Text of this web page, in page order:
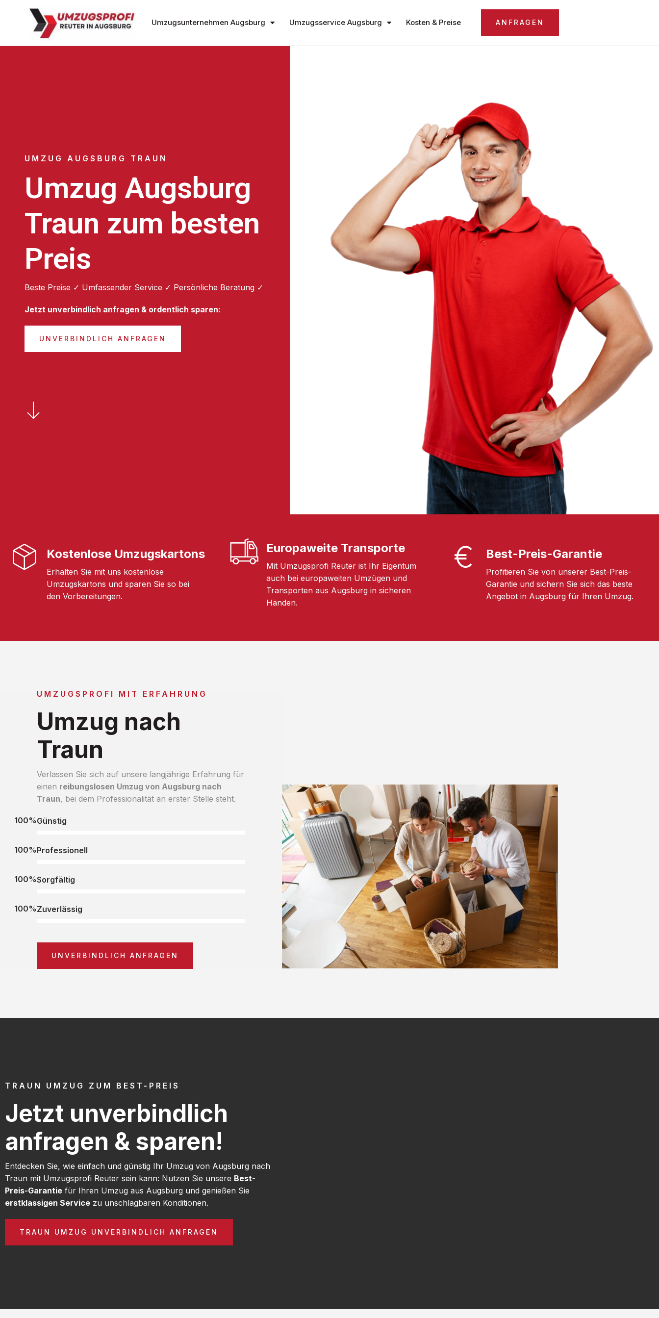
Umzugsunternehmen Augsburg Umzugsservice Augsburg Kosten & Preise ANFRAGEN
UMZUG AUGSBURG TRAUN
Umzug Augsburg
Traun zum besten
Preis
Beste Preise ✓ Umfassender Service ✓ Persönliche Beratung ✓
Jetzt unverbindlich anfragen & ordentlich sparen:
UNVERBINDLICH ANFRAGEN
Kostenlose Umzugskartons
Erhalten Sie mit uns kostenlose
Umzugskartons und sparen Sie so bei
den Vorbereitungen.
Europaweite Transporte
Mit Umzugsprofi Reuter ist Ihr Eigentum
auch bei europaweiten Umzügen und
Transporten aus Augsburg in sicheren
Händen.
Best-Preis-Garantie
Profitieren Sie von unserer Best-Preis-
Garantie und sichern Sie sich das beste
Angebot in Augsburg für Ihren Umzug.
UMZUGSPROFI MIT ERFAHRUNG
Umzug nach
Traun
Verlassen Sie sich auf unsere langjährige Erfahrung für
einen reibungslosen Umzug von Augsburg nach
Traun, bei dem Professionalität an erster Stelle steht.
Günstig
100%
Professionell
100%
Sorgfältig
100%
Zuverlässig
100%
UNVERBINDLICH ANFRAGEN
TRAUN UMZUG ZUM BEST-PREIS
Jetzt unverbindlich
anfragen & sparen!
Entdecken Sie, wie einfach und günstig Ihr Umzug von Augsburg nach
Traun mit Umzugsprofi Reuter sein kann: Nutzen Sie unsere Best-
Preis-Garantie für Ihren Umzug aus Augsburg und genießen Sie
erstklassigen Service zu unschlagbaren Konditionen.
TRAUN UMZUG UNVERBINDLICH ANFRAGEN